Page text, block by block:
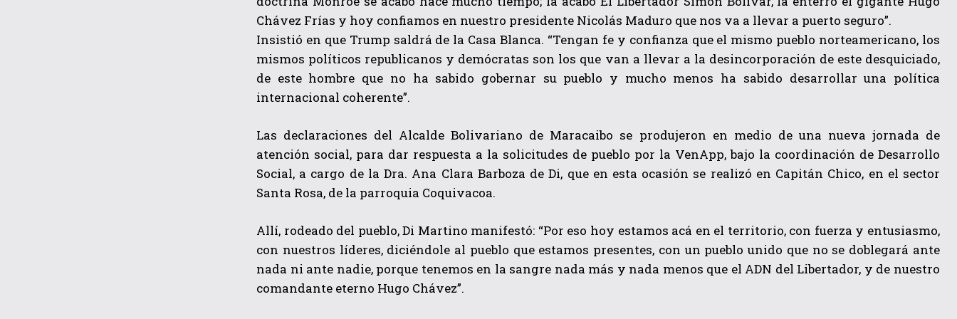
Chávez Frías y hoy confiamos en nuestro presidente Nicolás Maduro que nos va a llevar a puerto seguro”.
Insistió en que Trump saldrá de la Casa Blanca. “Tengan fe y confianza que el mismo pueblo norteamericano, los
mismos políticos republicanos y demócratas son los que van a llevar a la desincorporación de este desquiciado,
de este hombre que no ha sabido gobernar su pueblo y mucho menos ha sabido desarrollar una política
internacional coherente”.
Las declaraciones del Alcalde Bolivariano de Maracaibo se produjeron en medio de una nueva jornada de
atención social, para dar respuesta a la solicitudes de pueblo por la VenApp, bajo la coordinación de Desarrollo
Social, a cargo de la Dra. Ana Clara Barboza de Di, que en esta ocasión se realizó en Capitán Chico, en el sector
Santa Rosa, de la parroquia Coquivacoa.
Allí, rodeado del pueblo, Di Martino manifestó: “Por eso hoy estamos acá en el territorio, con fuerza y entusiasmo,
con nuestros líderes, diciéndole al pueblo que estamos presentes, con un pueblo unido que no se doblegará ante
nada ni ante nadie, porque tenemos en la sangre nada más y nada menos que el ADN del Libertador, y de nuestro
comandante eterno Hugo Chávez”.